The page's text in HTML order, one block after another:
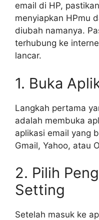
email di HP,
menyiapkan HPmu
diubah namanya.
terhubung ke
lancar.
1. Buka
Langkah pertama
adalah membuka
aplikasi email yang
Gmail, Yahoo, atau
2. Pilih
Setting
Setelah masuk ke